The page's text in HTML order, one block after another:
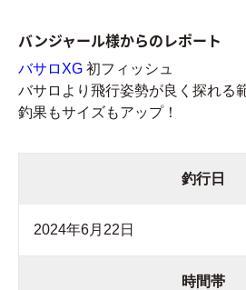
バンジャール様からのレポート
バサロXG 初フィッシュ
バサロより飛行姿勢が良く探れる
釣果もサイズもアップ！
釣行日
2024年6月22日
時間帯